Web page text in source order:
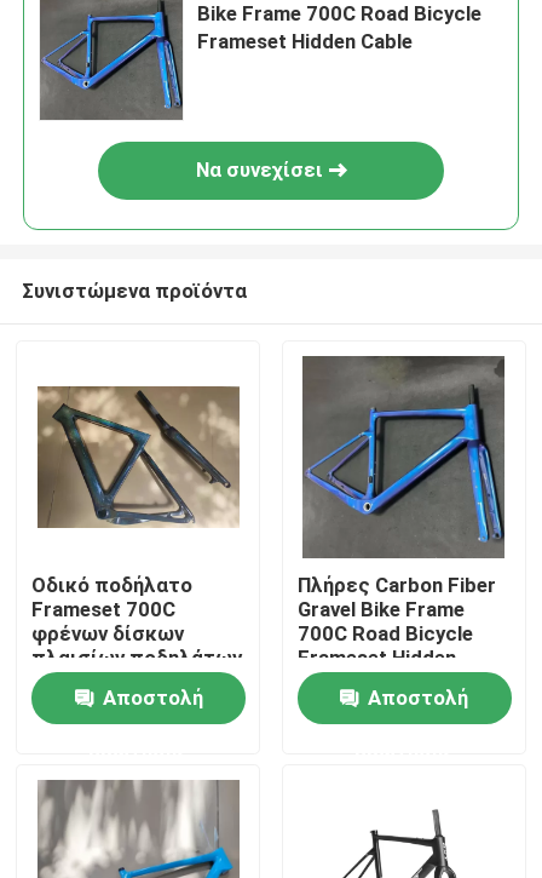
Σπίτι
Προϊόντα
Σχετικά με εμάς
Bike Frame 700C Road Bicycle
Frameset Hidden Cable
Να συνεχίσει
Συνιστώμενα προϊόντα
Οδικό ποδήλατο
Frameset 700C
φρένων δίσκων
πλαισίων ποδηλάτων
αμμοχάλικου 275
άνθρακαΑποστολή
Πλήρες Carbon Fiber
Gravel Bike Frame
700C Road Bicycle
Frameset Hidden
Cable
Αποστολή